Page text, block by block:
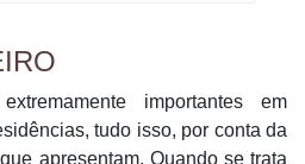
importantes em
tudo isso, por conta da
apresentam. Quando se trata